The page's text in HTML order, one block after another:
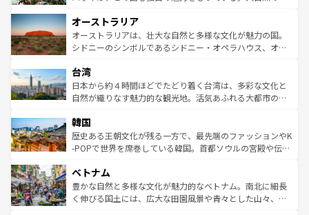
部のニューオーリンズでは、音楽と美食が融合した独特の
文化が魅力。旅行者はアメリカの各地域で異なる魅力を楽
しみながら、その多様性と豊かな歴史を感じることができ
ならではの贅沢な旅のスタイルだ。 なお、新着のアメリカ
情報はコンテンツ一覧を参照してほしい。
ワイ島は見逃せない。また、定番の観光地といえばオアフ
島だが、静かな自然を求めるならマウイ島やカウアイ島が
おすすめ。エメラルドグリーンに輝く海をはじめ、豊かな
れるおもてなしの心で訪れる人々を迎えてくれるハワイの
人々、おいしいローカルフードやハワイアンミュージッ
ク、伝統的なフラダンスなど、すべてがハワイの魅力を彩
ワイを、存分に味わってほしい。 なお、新着のハワイ情報
はコンテンツ一覧を参照してほしい。
オーストラリア
オーストラリアは、壮大な自然と多様な文化が魅力の国。
シドニーのシンボルであるシドニー・オペラハウス、オー
リアリーフや大陸中央部にそびえるウルル（エアーズロッ
ク）、タスマニアの美しい原生林やケアンズの熱帯雨林な
ど、見どころがたくさん。また、カフェやワイン、オージ
いる。アクティビティも充実しており、サーフィンやダイ
ビング、ハイキングなど、アウトドア好きにはたまらな
い。オーストラリアの多彩な魅力を存分に味わいつくそ
参照してほしい。
台湾
日本から約４時間ほどでたどり着く台湾は、多彩な文化と
自然が織りなす魅力的な観光地。活気あふれる大都市の台
ン）、静ひつな山岳地帯である台湾東部など、都市の喧騒
と山間の静けさが共存しており、訪れる人に新しい発見と
驚きをもたらしてくれる。また、奥深い台湾の食文化も魅
容にもいいと評判のスイーツなど、バラエティ豊かな料理
が味わえる。 なお、新着の台湾情報は コンテンツ一覧を参
照してほしい。
韓国
歴史ある王朝文化が残る一方で、最先端のファッションやK
-POPで世界を席巻している韓国。首都ソウルの宮殿や伝統
き、地方に足を延ばせば四季折々の自然美を楽しむことが
できる。そして、キムチや焼肉、絶品のストリートフード
まで、さまざまな韓国料理が待っている。夜には、韓国な
ベトナム
豊かな自然と多様な文化が魅力的なベトナム。南北に細長
く伸びる国土には、広大な田園風景や青々とした山々、世